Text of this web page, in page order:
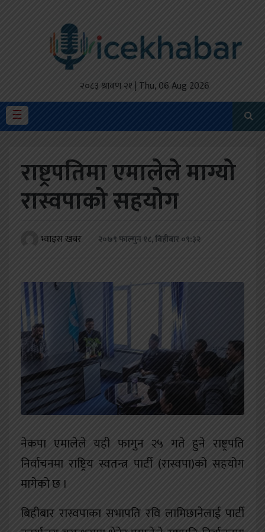
२०८३ श्रावण २१ | Thu, 06 Aug 2026
☰
मैथिली
प्रदेश
स्वास्थ्य
शिक्षा
राष्ट्रपतिमा एमालेले माग्यो
रास्वपाको सहयोग
भ्वाइस खबर २०७९ फाल्गुन १८, बिहीबार ०९:३२
नेकपा एमालेले यही फागुन २५ गते हुने राष्ट्रपति
निर्वाचनमा राष्ट्रिय स्वतन्त्र पार्टी (रास्वपा)को सहयोग
मागेको छ ।
बिहीबार रास्वपाका सभापति रवि लामिछानेलाई पार्टी